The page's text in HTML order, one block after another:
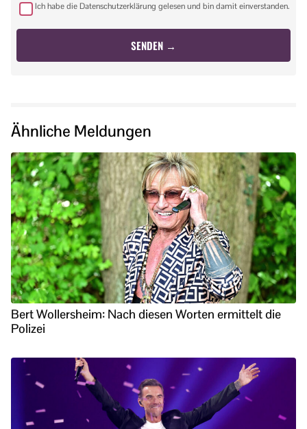
Ich habe die Datenschutzerklärung gelesen und bin damit einverstanden.
Ähnliche Meldungen
Bert Wollersheim: Nach diesen Worten ermittelt die
Polizei